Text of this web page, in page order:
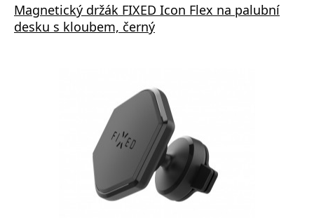
Magnetický držák FIXED Icon Flex na palubní
desku s kloubem, černý